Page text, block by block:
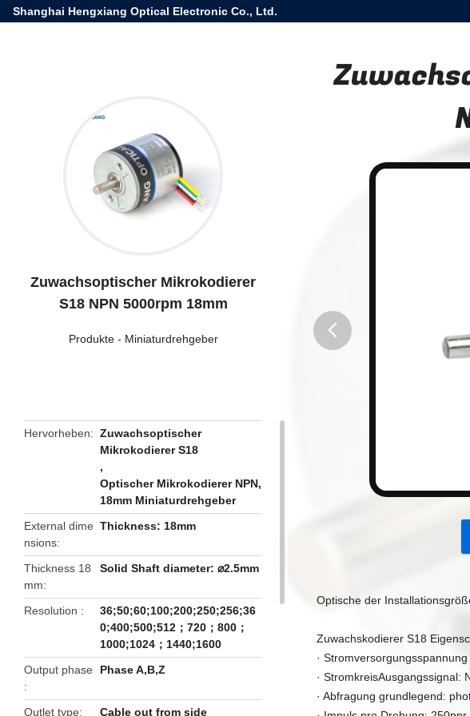
Shanghai Hengxiang Optical Electronic Co., Ltd.
Zuwachsoptischer Mikrokodierer
S18 NPN 5000rpm 18mm
Produkte- Miniaturdrehgeber
Hervorheben
Zuwachsoptischer
Mikrokodierer S18
,
Optischer Mikrokodierer NPN,
18mm Miniaturdrehgeber
External dime
nsions
Thickness: 18mm
Thickness 18
mm
Solid Shaft diameter: ⌀2.5mm
Resolution
36;50;60;100;200;250;256;36
0;400;500;512；720；800；
1000;1024；1440;1600
Output phase
Phase A,B,Z
Outlet type Cable out from side
Optische der
Zuwachskodierer S18
·
· StromkreisAusgangssignal:
· Abfragung grundlegend: